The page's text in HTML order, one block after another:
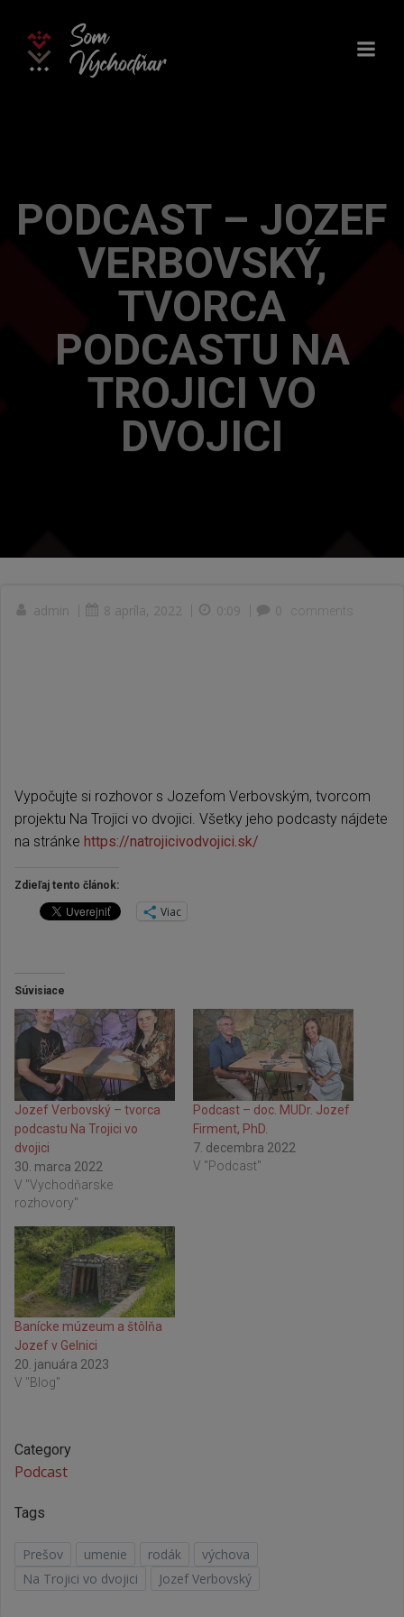
PODCAST – JOZEF
VERBOVSKÝ,
TVORCA
PODCASTU NA
TROJICI VO
DVOJICI
admin | 8 apríla, 2022 | 0:09 | 0 comments
Vypočujte si rozhovor s Jozefom Verbovským, tvorcom
projektu Na Trojici vo dvojici. Všetky jeho podcasty nájdete
na stránke https://natrojicivodvojici.sk/
Zdieľaj tento článok:
Viac
Súvisiace
Jozef Verbovský – tvorca
podcastu Na Trojici vo
dvojici
30. marca 2022
V "Vychodňarske
rozhovory"
Podcast – doc. MUDr. Jozef
Firment, PhD.
7. decembra 2022
V "Podcast"
Banícke múzeum a štôlňa
Jozef v Gelnici
20. januára 2023
V "Blog"
Category
Podcast
Tags
Prešov umenie rodák
výchova
Na Trojici vo dvojici
Jozef Verbovský